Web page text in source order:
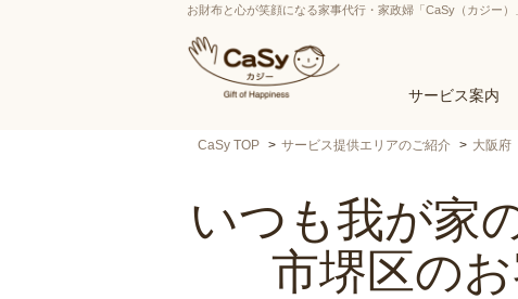
お財布と心が笑顔になる家事代行・家政婦「CaSy（カジー）
サービス案内
CaSy TOP サービス提供エリアのご紹介 大阪府
いつも我が家
市堺区の